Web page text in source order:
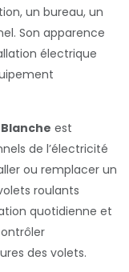
un bureau, un
Son apparence
électrique
est
de l’électricité
ou remplacer un
roulants
quotidienne et
des volets.